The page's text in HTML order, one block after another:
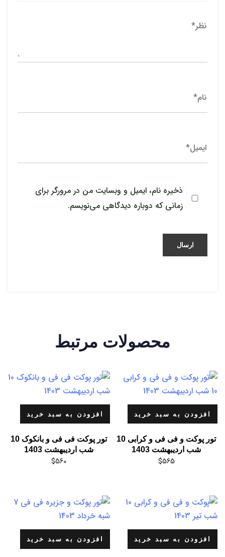
ذخیره نام، ایمیل و وبسایت من در مرورگر برای
زمانی که دوباره دیدگاهی می‌نویسم.
محصولات مرتبط
افزودن به سبد خرید
تور پوکت و فی فی و کرابی 10
شب اردیبهشت 1403
$565
افزودن به سبد خرید
تور پوکت فی فی و بانکوک 10
شب اردیبهشت 1403
$560
افزودن به سبد خرید افزودن به سبد خرید